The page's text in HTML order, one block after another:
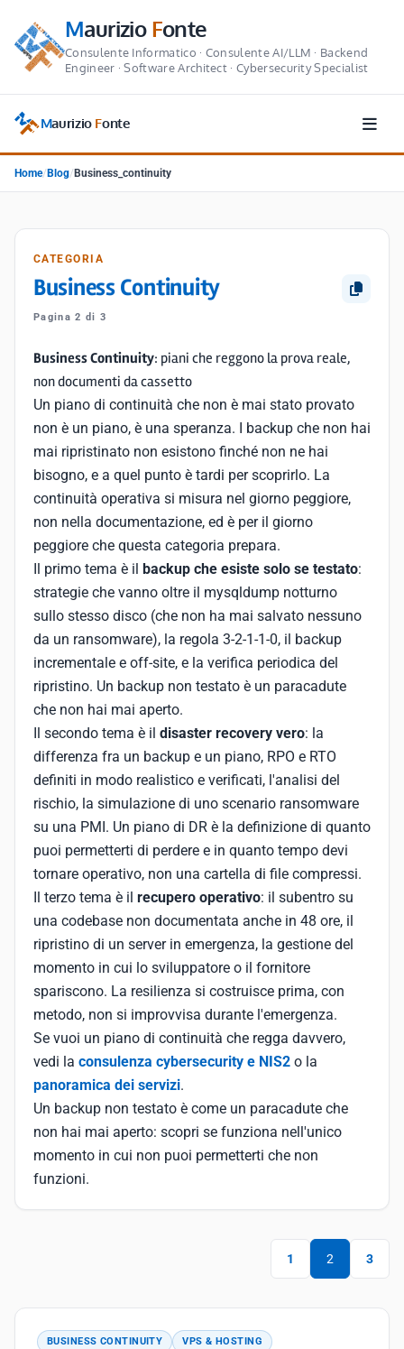
MaurizioFonte
Consulente Informatico · Consulente AI/LLM · Backend
Engineer · Software Architect · Cybersecurity Specialist
Maurizio Fonte
Home/ Blog/ Business_continuity
CATEGORIA
Business Continuity
Pagina 2 di 3
Business Continuity: piani che reggono la prova reale,
non documenti da cassetto
Un piano di continuità che non è mai stato provato
non è un piano, è una speranza. I backup che non hai
mai ripristinato non esistono finché non ne hai
bisogno, e a quel punto è tardi per scoprirlo. La
continuità operativa si misura nel giorno peggiore,
non nella documentazione, ed è per il giorno
peggiore che questa categoria prepara.
Il primo tema è il backup che esiste solo se testato:
strategie che vanno oltre il mysqldump notturno
sullo stesso disco (che non ha mai salvato nessuno
da un ransomware), la regola 3-2-1-1-0, il backup
incrementale e off-site, e la verifica periodica del
ripristino. Un backup non testato è un paracadute
che non hai mai aperto.
Il secondo tema è il disaster recovery vero: la
differenza fra un backup e un piano, RPO e RTO
definiti in modo realistico e verificati, l'analisi del
rischio, la simulazione di uno scenario ransomware
su una PMI. Un piano di DR è la definizione di quanto
puoi permetterti di perdere e in quanto tempo devi
tornare operativo, non una cartella di file compressi.
Il terzo tema è il recupero operativo: il subentro su
una codebase non documentata anche in 48 ore, il
ripristino di un server in emergenza, la gestione del
momento in cui lo sviluppatore o il fornitore
spariscono. La resilienza si costruisce prima, con
metodo, non si improvvisa durante l'emergenza.
Se vuoi un piano di continuità che regga davvero,
vedi la consulenza cybersecurity e NIS2 o la
panoramica dei servizi.
Un backup non testato è come un paracadute che
non hai mai aperto: scopri se funziona nell'unico
momento in cui non puoi permetterti che non
funzioni.
1 2 3
BUSINESS CONTINUITY VPS & HOSTING